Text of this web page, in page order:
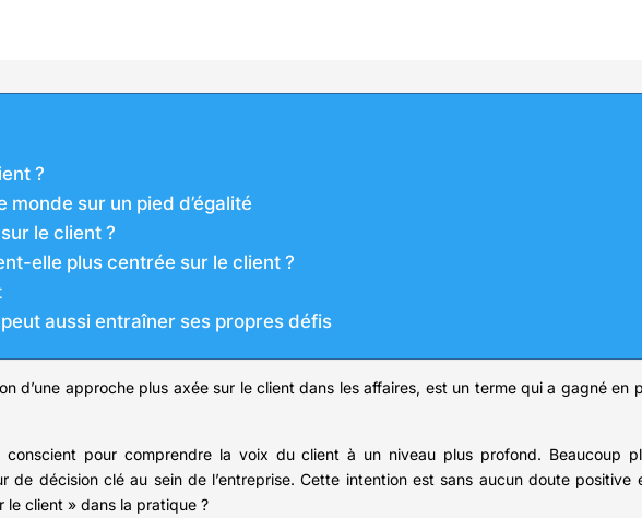
?
monde sur un pied d’égalité
le client ?
elle plus centrée sur le client ?
aussi entraîner ses propres défis
d’une approche plus axée sur le client dans les affaires, est un terme qui a gagné en
pour comprendre la voix du client à un niveau plus profond. Beaucoup
de décision clé au sein de l’entreprise. Cette intention est sans aucun doute positive
le client » dans la pratique ?